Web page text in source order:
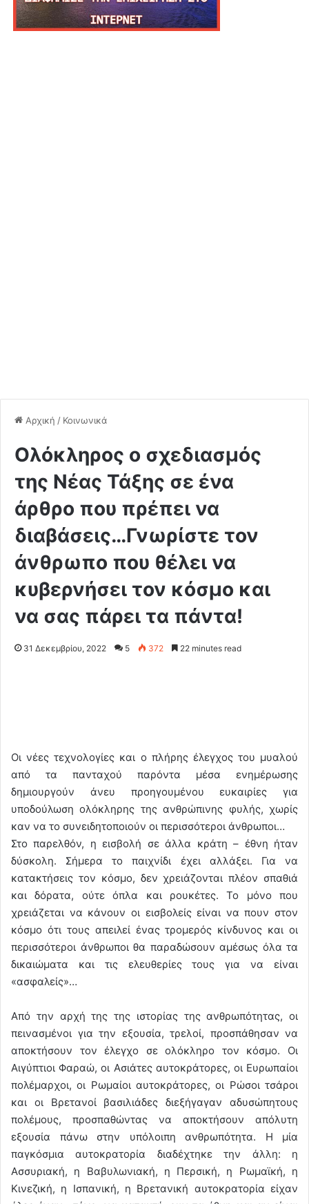
Αρχική / Κοινωνικά
Ολόκληρος ο σχεδιασμός
της Νέας Τάξης σε ένα
άρθρο που πρέπει να
διαβάσεις…Γνωρίστε τον
άνθρωπο που θέλει να
κυβερνήσει τον κόσμο και
να σας πάρει τα πάντα!
31 Δεκεμβρίου, 2022 5 372 22 minutes read
Οι νέες τεχνολογίες και ο πλήρης έλεγχος του μυαλού
από τα πανταχού παρόντα μέσα ενημέρωσης
δημιουργούν άνευ προηγουμένου ευκαιρίες για
υποδούλωση ολόκληρης της ανθρώπινης φυλής, χωρίς
καν να το συνειδητοποιούν οι περισσότεροι άνθρωποι…
Στο παρελθόν, η εισβολή σε άλλα κράτη – έθνη ήταν
δύσκολη. Σήμερα το παιχνίδι έχει αλλάξει. Για να
κατακτήσεις τον κόσμο, δεν χρειάζονται πλέον σπαθιά
και δόρατα, ούτε όπλα και ρουκέτες. Το μόνο που
χρειάζεται να κάνουν οι εισβολείς είναι να πουν στον
κόσμο ότι τους απειλεί ένας τρομερός κίνδυνος και οι
περισσότεροι άνθρωποι θα παραδώσουν αμέσως όλα τα
δικαιώματα και τις ελευθερίες τους για να είναι
«ασφαλείς»…
Από την αρχή της της ιστορίας της ανθρωπότητας, οι
πεινασμένοι για την εξουσία, τρελοί, προσπάθησαν να
αποκτήσουν τον έλεγχο σε ολόκληρο τον κόσμο. Οι
Αιγύπτιοι Φαραώ, οι Ασιάτες αυτοκράτορες, οι Ευρωπαίοι
πολέμαρχοι, οι Ρωμαίοι αυτοκράτορες, οι Ρώσοι τσάροι
και οι Βρετανοί βασιλιάδες διεξήγαγαν αδυσώπητους
πολέμους, προσπαθώντας να αποκτήσουν απόλυτη
εξουσία πάνω στην υπόλοιπη ανθρωπότητα. Η μία
παγκόσμια αυτοκρατορία διαδέχτηκε την άλλη: η
Ασσυριακή, η Βαβυλωνιακή, η Περσική, η Ρωμαϊκή, η
Κινεζική, η Ισπανική, η Βρετανική αυτοκρατορία είχαν